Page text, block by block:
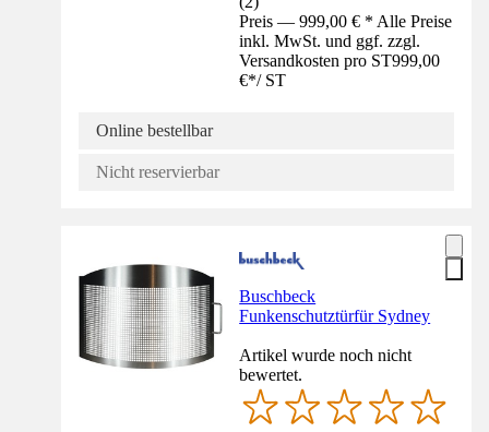
Preis — 999,00 € * Alle Preise
inkl. MwSt. und ggf. zzgl.
Versandkosten pro ST999,00
€*/ ST
Online bestellbar
Nicht reservierbar
Buschbeck
Funkenschutztürfür Sydney
Artikel wurde noch nicht
bewertet.